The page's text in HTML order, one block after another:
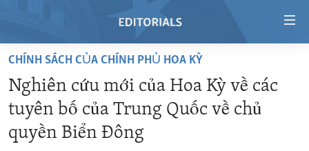
Skip
main
content
HOME
VIDEO
RADIO
CHÍNH SÁCH CỦA CHÍNH PHỦ HOA KỲ
Nghiên cứu mới của Hoa Kỳ về các
tuyên bố của Trung Quốc về chủ
quyền Biển Đông